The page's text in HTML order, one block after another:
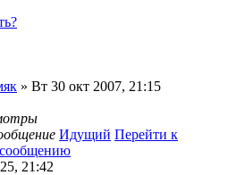
» Вт 30 окт 2007, 21:15
Идущий Перейти к
21:42